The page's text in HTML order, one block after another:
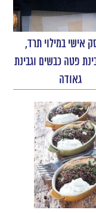
אישי במילוי תרד,
פטה כבשים וגבינת
גאודה